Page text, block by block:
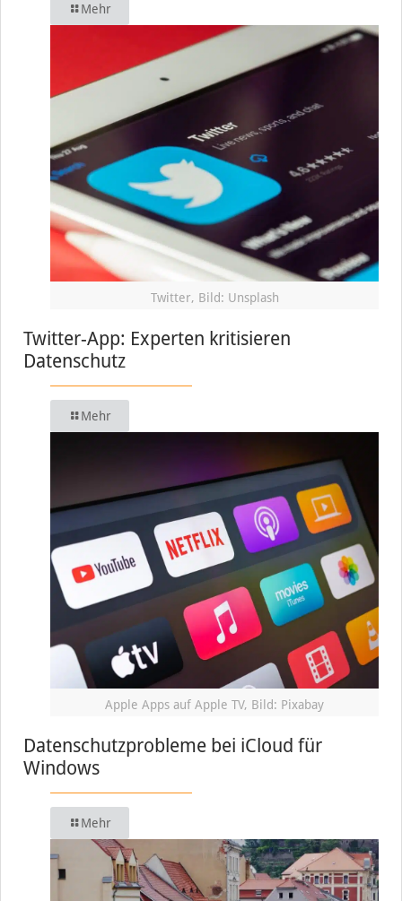
Mehr
Twitter, Bild: Unsplash
Twitter-App: Experten kritisieren
Datenschutz
Mehr
Apple Apps auf Apple TV, Bild: Pixabay
Datenschutzprobleme bei iCloud für
Windows
Mehr